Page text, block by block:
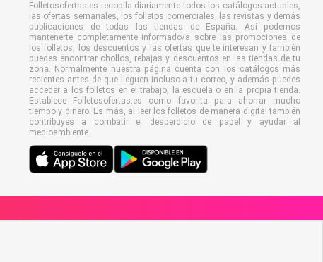
Folletosofertas.es recopila diariamente todos los catálogos actuales,
las ofertas semanales, los folletos comerciales, las revistas y demás
publicaciones de todas las tiendas de España. Así podemos
mantenerte completamente informado/a sobre las promociones de
los folletos, los descuentos y las ofertas que te interesan y también
puedes encontrar chollos, rebajas y descuentos en las tiendas de tu
zona. Normalmente nuestra página cuenta con los catálogos más
recientes antes de que lleguen incluso a tu correo, y además puedes
acceder a los folletos en el trabajo, la escuela o en la propia tienda.
Establece Folletosofertas.es como favorita para ahorrar mucho
tiempo y dinero. Es más, al leer los folletos de manera digital también
contribuyes a combatir el desperdicio de papel y ayudar al
medioambiente.